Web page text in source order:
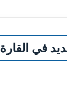
في القارة